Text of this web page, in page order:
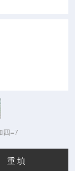
四=7